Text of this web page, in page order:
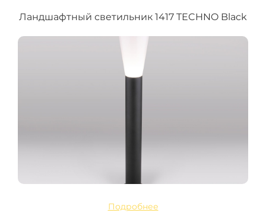
Ландшафтный светильник 1417 TECHNO Black
Подробнее